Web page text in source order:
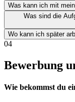
Was kann ich mit
Was sind die
Wo kann ich später
04
Bewerbung
Wie bekommst du